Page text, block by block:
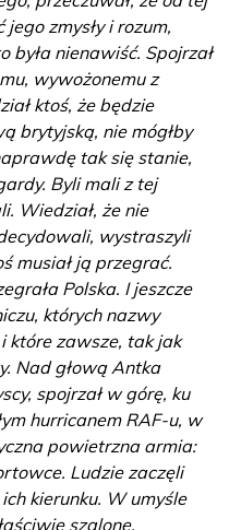
zmysły i rozum,
była nienawiść. Spojrzał
wywożonemu z
ktoś, że będzie
brytyjską, nie mógłby
tak się stanie,
Byli mali z tej
Wiedział, że nie
wystraszyli
musiał ją przegrać.
Polska. I jeszcze
których nazwy
które zawsze, tak jak
Nad głową Antka
spojrzał w górę, ku
hurricanem RAF-u, w
powietrzna armia:
Ludzie zaczęli
kierunku. W umyśle
szalone,